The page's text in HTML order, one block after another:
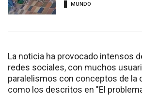
MUNDO
La noticia ha provocado intensos
redes sociales, con muchos
paralelismos con conceptos de la
como los descritos en "El